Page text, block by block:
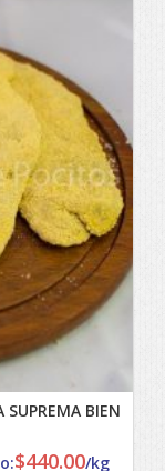
SUPREMA BIEN
$440.00/kg